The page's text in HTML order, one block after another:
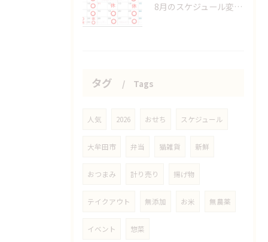
8月のスケジュール変更分
タグ Tags
人気 2026 おせち スケジュール
大牟田市 弁当 猫雑貨 新鮮
おつまみ 計り売り 揚げ物
テイクアウト 無添加 お米 無農薬
イベント 惣菜